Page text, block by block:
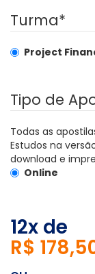
Turma*
Project
Tipo de
Todas as
Estudos na
download e
Online
12x de
R$